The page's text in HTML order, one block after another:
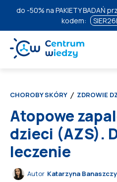
do -50% na PAKIETY BADAŃ
kodem:
CHOROBY SKÓRY ZDROWIE
Atopowe
dzieci (AZS).
leczenie
Autor Katarzyna